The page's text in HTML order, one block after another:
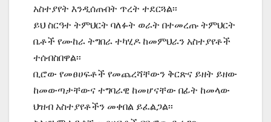
አስተያየት እንዲሰጡበት ጥረት ተደርጓል፡፡
ይህ ስርዓተ ትምህርት ባለፉት ወራት በተመረጡ ትምህርት
ቤቶች የሙከራ ትግበራ ተካሂዶ ከመምህራን አስተያየቶች
ተሰብስበዋል፡፡
ቢሮው የመፀሀፍቶች የመጨረሻቸውን ቅርጽና ይዘት ይዘው
ከመውጣታቸውና ተግባራዊ ከመሆናቸው በፊት ከመላው
ህዝብ አስተያየቶችን መቀበል ይፈልጋል፡፡